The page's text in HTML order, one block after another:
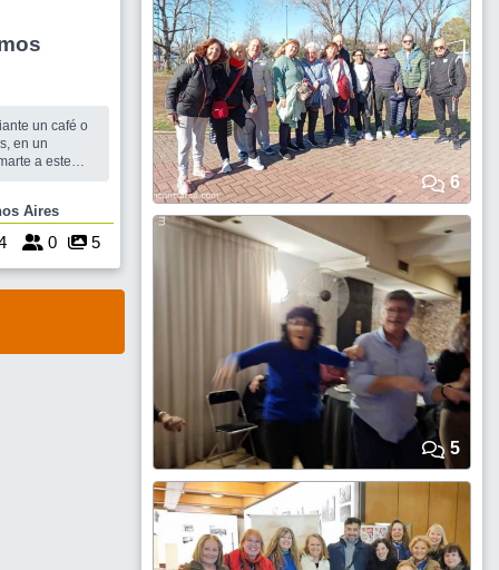
un café o
en un
a este
Aires
0 5
6
5